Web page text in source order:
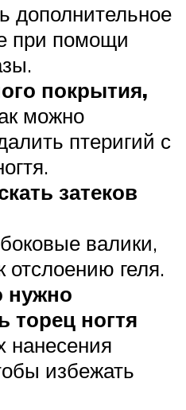
дополнительное
при помощи
покрытия,
можно
птеригий с
затеков
валики,
отслоению геля.
нужно
торец ногтя
нанесения
избежать